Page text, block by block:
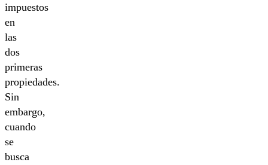
impuestos
en
las
dos
primeras
propiedades.
Sin
embargo,
cuando
se
busca